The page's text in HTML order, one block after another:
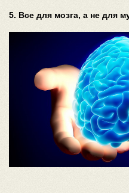
5. Все для мозга, а не для